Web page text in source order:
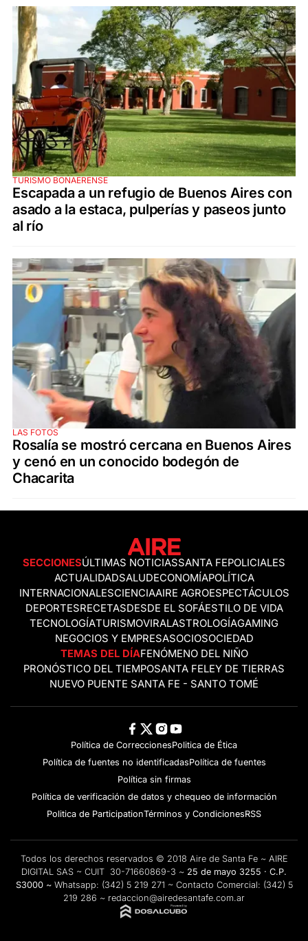
TURISMO BONAERENSE
Escapada a un refugio de Buenos Aires con
asado a la estaca, pulperías y paseos junto
al río
LAS FOTOS
Rosalía se mostró cercana en Buenos Aires
y cenó en un conocido bodegón de
Chacarita
SECCIONESÚLTIMAS NOTICIASSANTA FEPOLICIALES
ACTUALIDADSALUDECONOMÍAPOLÍTICA
INTERNACIONALESCIENCIAAIRE AGROESPECTÁCULOS
DEPORTESRECETASDESDE EL SOFÁESTILO DE VIDA
TECNOLOGÍATURISMOVIRALASTROLOGÍAGAMING
NEGOCIOS Y EMPRESASOCIOSOCIEDAD
TEMAS DEL DÍAFENÓMENO DEL NIÑO
PRONÓSTICO DEL TIEMPOSANTA FELEY DE TIERRAS
NUEVO PUENTE SANTA FE - SANTO TOMÉ
Política de CorreccionesPolitica de Ética
Política de fuentes no identificadasPolítica de fuentes
Política sin firmas
Política de verificación de datos y chequeo de información
Politica de ParticipationTérminos y CondicionesRSS
Todos los derechos reservados © 2018 Aire de Santa Fe ~ AIRE
DIGITAL SAS ~ CUIT 30-71660869-3 ~ 25 de mayo 3255 · C.P.
S3000 ~ Whatsapp: (342) 5 219 271 ~ Contacto Comercial: (342) 5
219 286 ~ redaccion@airedesantafe.com.ar